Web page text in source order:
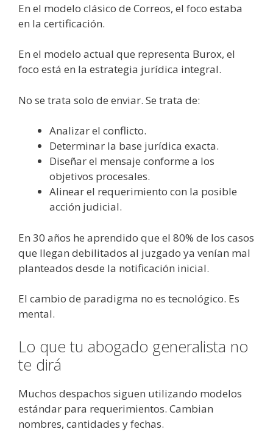
En el modelo clásico de Correos, el foco estaba
en la certificación.
En el modelo actual que representa Burox, el
foco está en la estrategia jurídica integral.
No se trata solo de enviar. Se trata de:
Analizar el conflicto.
Determinar la base jurídica exacta.
Diseñar el mensaje conforme a los
objetivos procesales.
Alinear el requerimiento con la posible
acción judicial.
En 30 años he aprendido que el 80% de los casos
que llegan debilitados al juzgado ya venían mal
planteados desde la notificación inicial.
El cambio de paradigma no es tecnológico. Es
mental.
Lo que tu abogado generalista no
te dirá
Muchos despachos siguen utilizando modelos
estándar para requerimientos. Cambian
nombres, cantidades y fechas.